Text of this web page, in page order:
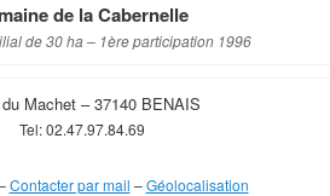
de la Cabernelle
de 30 ha – 1ère participation 1996
Machet – 37140 BENAIS
Tel: 02.47.97.84.69
Contacter par mail –Géolocalisation